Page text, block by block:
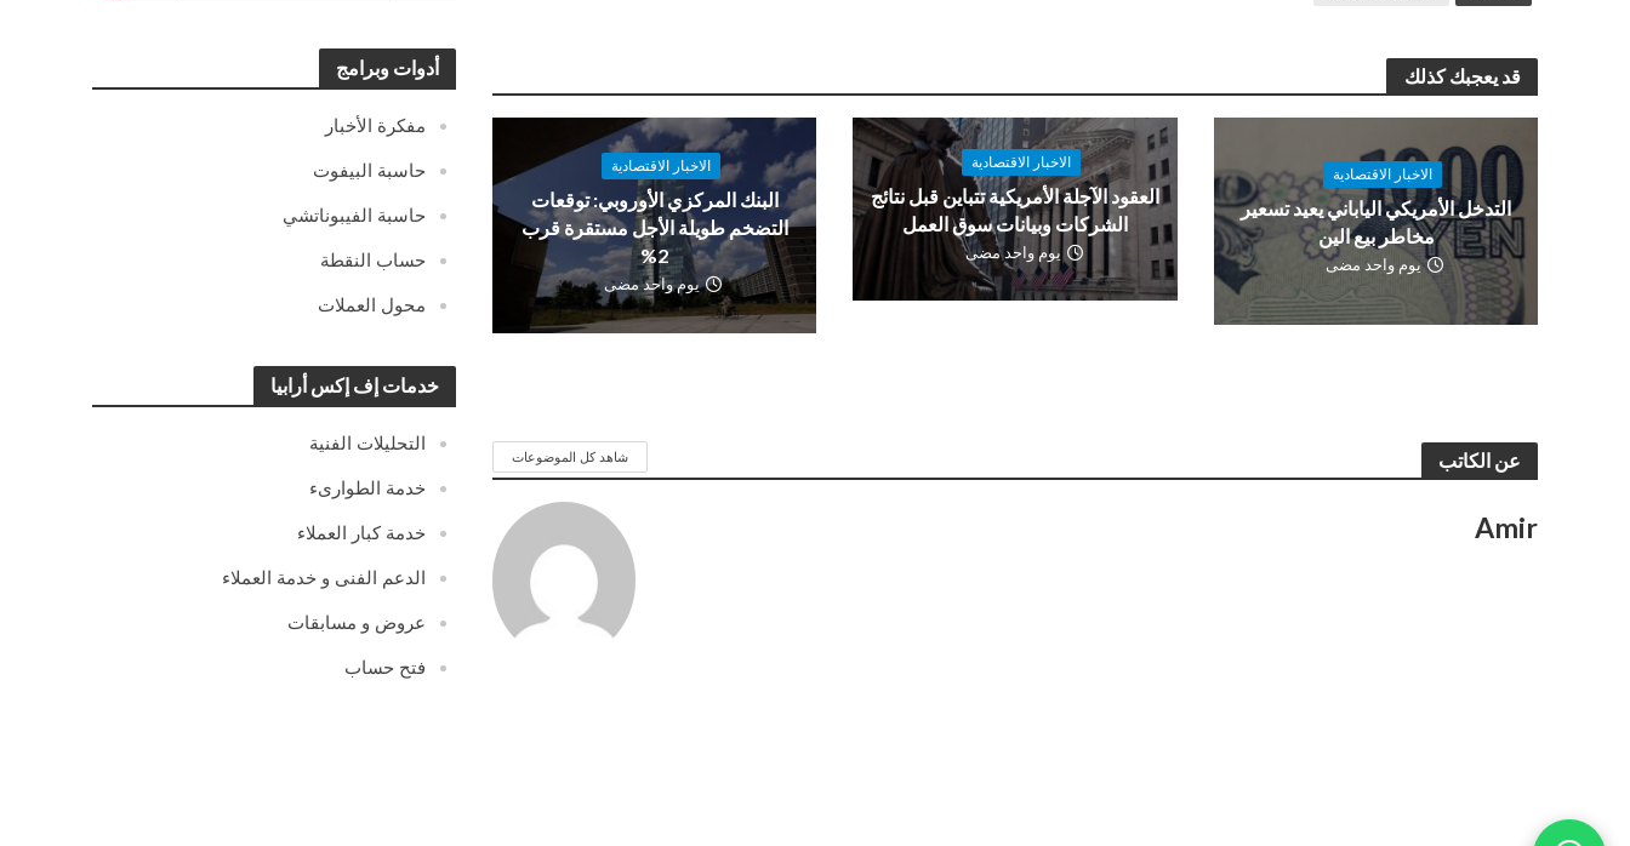
أدوات وبرامج
مفكرة الأخبار
حاسبة البيفوت
حاسبة الفيبوناتشي
حساب النقطة
محول العملات
خدمات إف إكس أرابيا
التحليلات الفنية
خدمة الطوارىء
خدمة كبار العملاء
الدعم الفنى و خدمة العملاء
عروض و مسابقات
فتح حساب
قد يعجبك كذلك
الاخبار الاقتصادية
التدخل الأمريكي الياباني يعيد تسعير
مخاطر بيع الين
يوم واحد مضى
الاخبار الاقتصادية
العقود الآجلة الأمريكية تتباين قبل نتائج
الشركات وبيانات سوق العمل
يوم واحد مضى
الاخبار الاقتصادية
البنك المركزي الأوروبي: توقعات
التضخم طويلة الأجل مستقرة قرب
2%
يوم واحد مضى
عن الكاتب شاهد كل الموضوعات
Amir